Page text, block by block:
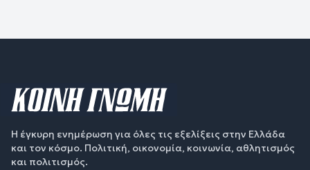
Η έγκυρη ενημέρωση για όλες τις εξελίξεις στην Ελλάδα
και τον κόσμο. Πολιτική, οικονομία, κοινωνία, αθλητισμός
και πολιτισμός.